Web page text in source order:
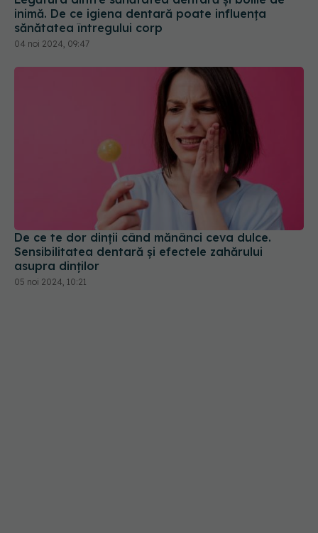
De ce te dor dinții când mănânci ceva dulce.
Sensibilitatea dentară și efectele zahărului
asupra dinților
05 noi 2024, 10:21